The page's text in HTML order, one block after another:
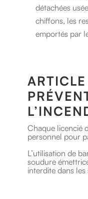
détachées
chiffons, les
emportés par
Chaque licencié
personnel pour
L’utilisation de
soudure
interdite dans